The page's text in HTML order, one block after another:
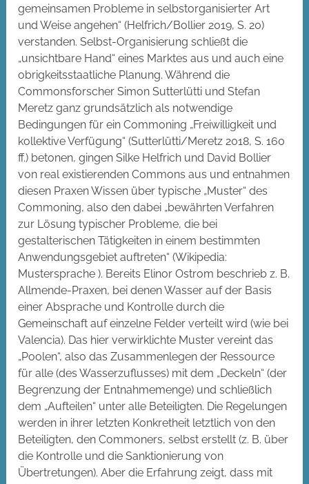
gemeinsamen Probleme in selbstorganisierter Art
und Weise angehen“ (Helfrich/Bollier 2019, S. 20)
verstanden. Selbst-Organisierung schließt die
„unsichtbare Hand“ eines Marktes aus und auch eine
obrigkeitsstaatliche Planung. Während die
Commonsforscher Simon Sutterlütti und Stefan
Meretz ganz grundsätzlich als notwendige
Bedingungen für ein Commoning „Freiwilligkeit und
kollektive Verfügung“ (Sutterlütti/Meretz 2018, S. 160
ff.) betonen, gingen Silke Helfrich und David Bollier
von real existierenden Commons aus und entnahmen
diesen Praxen Wissen über typische „Muster“ des
Commoning, also den dabei „bewährten Verfahren
zur Lösung typischer Probleme, die bei
gestalterischen Tätigkeiten in einem bestimmten
Anwendungsgebiet auftreten“ (Wikipedia:
Mustersprache ). Bereits Elinor Ostrom beschrieb z. B.
Allmende-Praxen, bei denen Wasser auf der Basis
einer Absprache und Kontrolle durch die
Gemeinschaft auf einzelne Felder verteilt wird (wie bei
Valencia). Das hier verwirklichte Muster vereint das
„Poolen“, also das Zusammenlegen der Ressource
für alle (des Wasserzuflusses) mit dem „Deckeln“ (der
Begrenzung der Entnahmemenge) und schließlich
dem „Aufteilen“ unter alle Beteiligten. Die Regelungen
werden in ihrer letzten Konkretheit letztlich von den
Beteiligten, den Commoners, selbst erstellt (z. B. über
die Kontrolle und die Sanktionierung von
Übertretungen). Aber die Erfahrung zeigt, dass mit